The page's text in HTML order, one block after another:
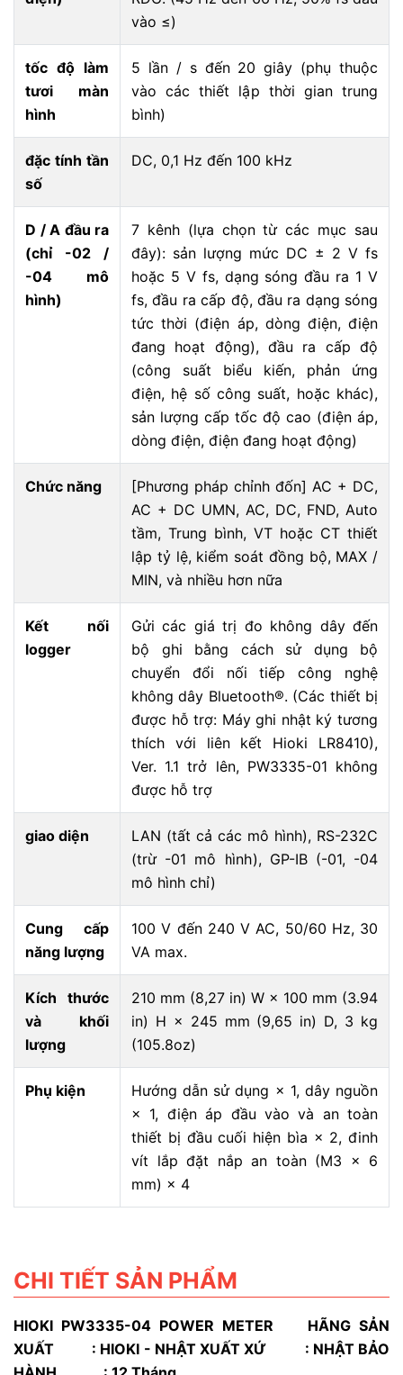
vào ≤)
tốc độ làm
tươi màn
hình
5 lần / s đến 20 giây (phụ thuộc
vào các thiết lập thời gian trung
bình)
đặc tính tần
số
DC, 0,1 Hz đến 100 kHz
D / A đầu ra
(chỉ -02 /
-04 mô
hình)
7 kênh (lựa chọn từ các mục sau
đây): sản lượng mức DC ± 2 V fs
hoặc 5 V fs, dạng sóng đầu ra 1 V
fs, đầu ra cấp độ, đầu ra dạng sóng
tức thời (điện áp, dòng điện, điện
đang hoạt động), đầu ra cấp độ
(công suất biểu kiến, phản ứng
điện, hệ số công suất, hoặc khác),
sản lượng cấp tốc độ cao (điện áp,
dòng điện, điện đang hoạt động)
Chức năng
[Phương pháp chỉnh đốn] AC + DC,
AC + DC UMN, AC, DC, FND, Auto
tầm, Trung bình, VT hoặc CT thiết
lập tỷ lệ, kiểm soát đồng bộ, MAX /
MIN, và nhiều hơn nữa
Kết nối
logger
Gửi các giá trị đo không dây đến
bộ ghi bằng cách sử dụng bộ
chuyển đổi nối tiếp công nghệ
không dây Bluetooth®. (Các thiết bị
được hỗ trợ: Máy ghi nhật ký tương
thích với liên kết Hioki LR8410),
Ver. 1.1 trở lên, PW3335-01 không
được hỗ trợ
giao diện
LAN (tất cả các mô hình), RS-232C
(trừ -01 mô hình), GP-IB (-01, -04
mô hình chỉ)
Cung cấp
năng lượng
100 V đến 240 V AC, 50/60 Hz, 30
VA max.
Kích thước
và khối
lượng
210 mm (8,27 in) W × 100 mm (3.94
in) H × 245 mm (9,65 in) D, 3 kg
(105.8oz)
Phụ kiện
Hướng dẫn sử dụng × 1, dây nguồn
× 1, điện áp đầu vào và an toàn
thiết bị đầu cuối hiện bìa × 2, đinh
vít lắp đặt nắp an toàn (M3 × 6
mm) × 4
CHI TIẾT SẢN PHẨM
HIOKI PW3335-04 POWER METER
HÃNG SẢN
XUẤT : HIOKI - NHẬT XUẤT XỨ : NHẬT BẢO